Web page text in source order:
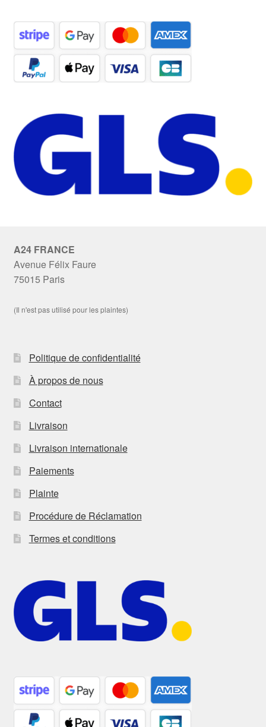
A24 FRANCE
Avenue Félix Faure
75015 Paris
(Il n'est pas utilisé pour les plaintes)
Politique de confidentialité
À propos de nous
Contact
Livraison
Livraison internationale
Paiements
Plainte
Procédure de Réclamation
Termes et conditions